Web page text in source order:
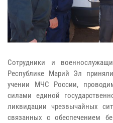
Сотрудники и
Республике Марий Эл
учении МЧС России,
силами единой
ликвидации чрезвычайных
связанных с обеспечением